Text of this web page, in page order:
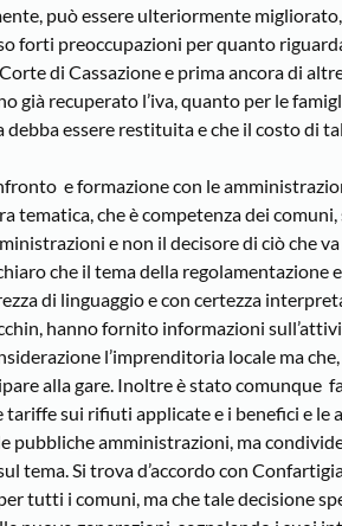
può essere ulteriormente
preoccupazioni per quanto
di Cassazione e prima ancora di
già recuperato l’iva, quanto per le
debba essere restituita e che il costo di
e formazione con le
tematica, che è competenza dei
e non il decisore di ciò che
che il tema della regolamentazione
di linguaggio e con certezza
hanno fornito informazioni
l’imprenditoria locale ma
alla gare. Inoltre è stato comunque
sui rifiuti applicate e i benefici e le
pubbliche amministrazioni, ma
Si trova d’accordo con
tutti i comuni, ma che tale decisione